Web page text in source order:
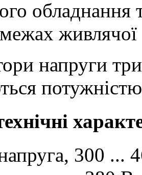
живлячої
напруги
300 ...